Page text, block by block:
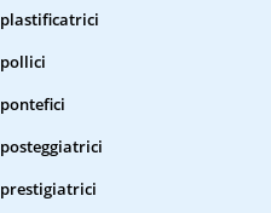
plastificatrici
pollici
pontefici
posteggiatrici
prestigiatrici